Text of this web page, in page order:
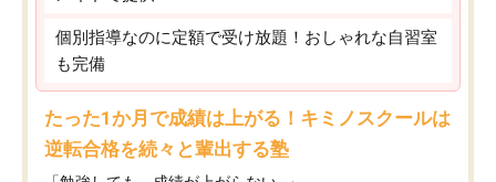
個別指導なのに定額で受け放題！おしゃれな自習室
も完備
たった1か月で成績は上がる！キミノスクールは
逆転合格を続々と輩出する塾